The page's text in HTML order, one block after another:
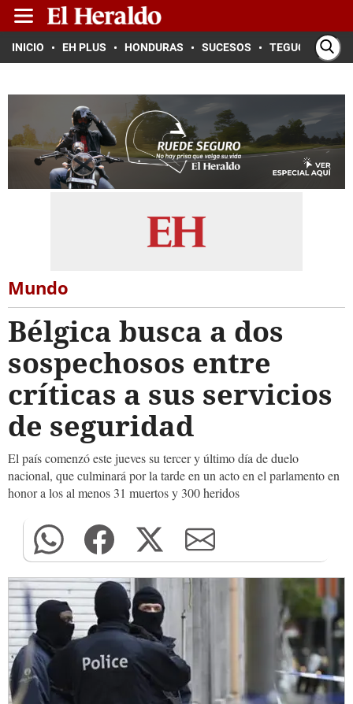
INICIO EH PLUS HONDURAS SUCESOS TEGUCIGALPA
Mundo
Bélgica busca a dos
sospechosos entre
críticas a sus servicios
de seguridad
El país comenzó este jueves su tercer y último día de duelo
nacional, que culminará por la tarde en un acto en el parlamento en
honor a los al menos 31 muertos y 300 heridos